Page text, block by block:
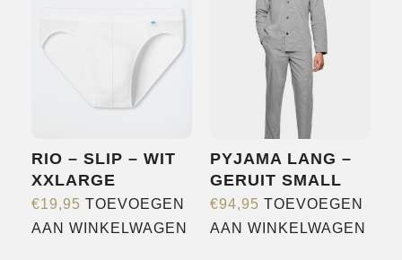
RIO – SLIP – WIT
XXLARGE
€19,95 TOEVOEGEN
AAN WINKELWAGEN
PYJAMA LANG –
GERUIT SMALL
€94,95 TOEVOEGEN
AAN WINKELWAGEN